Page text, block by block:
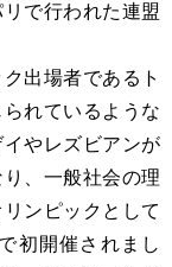
で行われた連盟
出場者であるト
れているような
やレズビアンが
、一般社会の理
ンピックとして
初開催されまし